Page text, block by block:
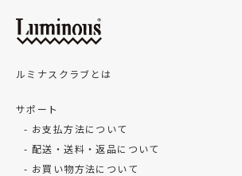
ルミナスクラブとは
サポート
お支払方法について
配送・送料・返品について
お買い物方法について